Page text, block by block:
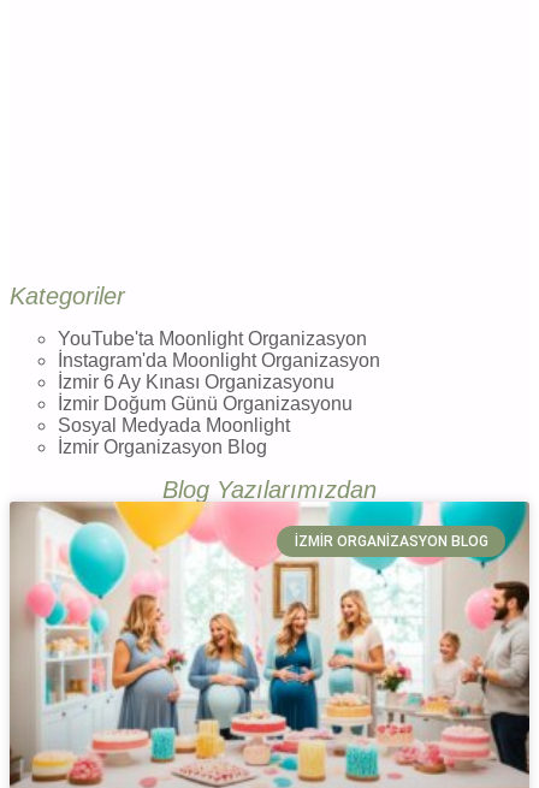
Kategoriler
YouTube'ta Moonlight Organizasyon
İnstagram'da Moonlight Organizasyon
İzmir 6 Ay Kınası Organizasyonu
İzmir Doğum Günü Organizasyonu
Sosyal Medyada Moonlight
İzmir Organizasyon Blog
Blog Yazılarımızdan
İZMIR ORGANIZASYON BLOG